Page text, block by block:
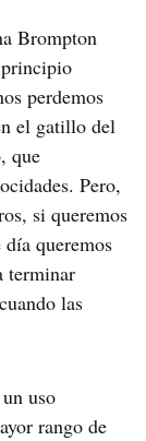
Brompton
principio
perdemos
el gatillo del
que
Pero,
si queremos
queremos
terminar
las
uso
rango de